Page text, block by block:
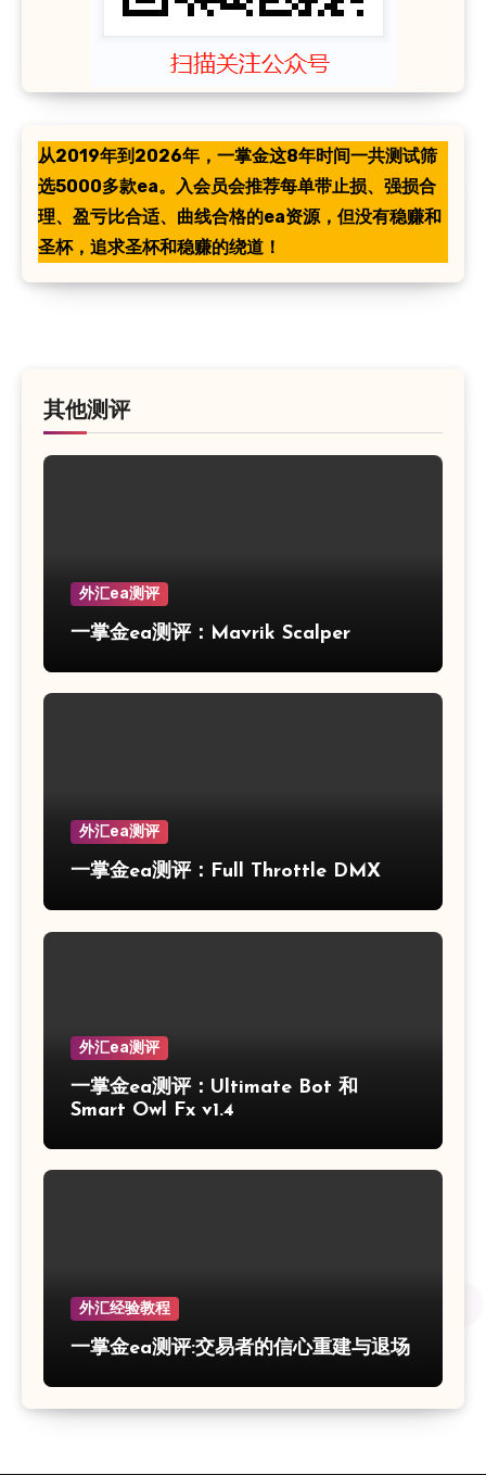
从2019年到2026年，一掌金这8年时间一共测试筛
选5000多款ea。入会员会推荐每单带止损、强损合
理、盈亏比合适、曲线合格的ea资源，但没有稳赚和
圣杯，追求圣杯和稳赚的绕道！
其他测评
外汇ea测评
一掌金ea测评：Mavrik Scalper
外汇ea测评
一掌金ea测评：Full Throttle DMX
外汇ea测评
一掌金ea测评：Ultimate Bot 和
Smart Owl Fx v1.4
外汇经验教程
一掌金ea测评:交易者的信心重建与退场